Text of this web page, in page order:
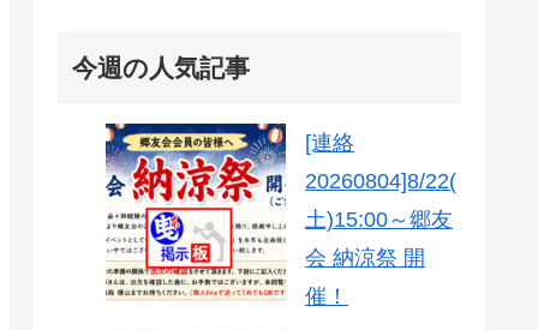
今週の人気記事
[連絡
20260804]8/22(
土)15:00～郷友
会 納涼祭 開
催！